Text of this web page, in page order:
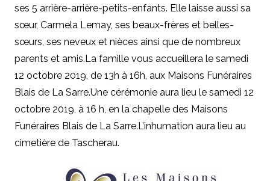
ses 5 arrière-arrière-petits-enfants. Elle laisse aussi sa
sœur, Carmela Lemay, ses beaux-frères et belles-
sœurs, ses neveux et nièces ainsi que de nombreux
parents et amis.La famille vous accueillera le samedi
12 octobre 2019, de 13h à 16h, aux Maisons Funéraires
Blais de La Sarre.Une cérémonie aura lieu le samedi 12
octobre 2019, à 16 h, en la chapelle des Maisons
Funéraires Blais de La Sarre.L’inhumation aura lieu au
cimetière de Tascherau.